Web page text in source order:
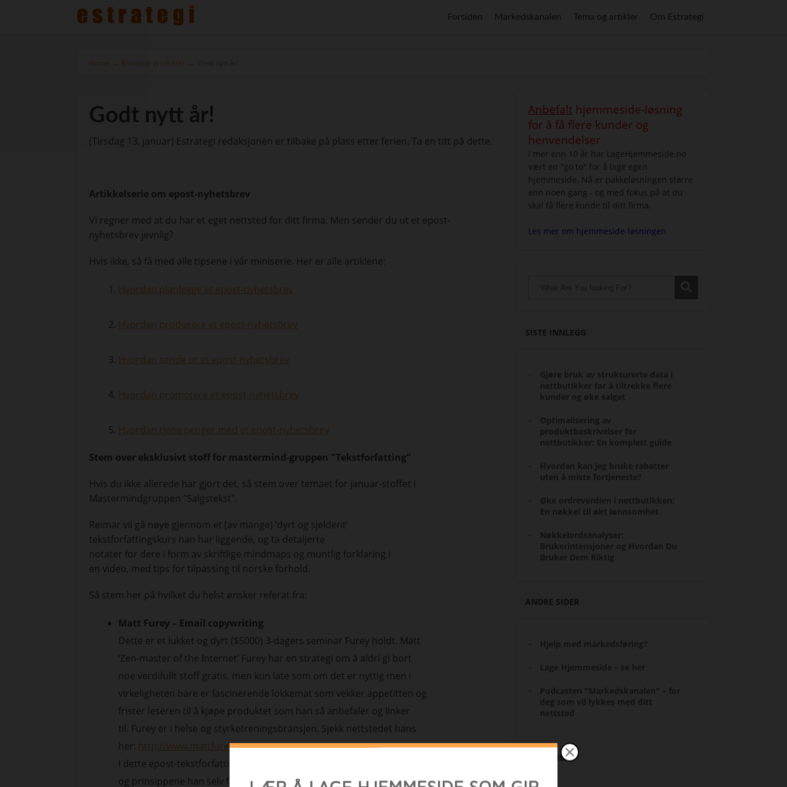
Forsiden Markedskanalen Tema og artikler Om Estrategi
Home → Estrategi produkter →
Godt nytt år!
(Tirsdag 13. januar) Estrategi redaksjonen er tilbake på plass etter ferien. Ta en titt på dette.
Artikkelserie om epost-nyhetsbrev
Vi regner med at du har et eget nettsted for ditt firma. Men sender du ut et epost-
nyhetsbrev jevnlig?
Hvis ikke, så få med alle tipsene i vår miniserie. Her er alle artiklene:
Hvordan planlegge et epost-nyhetsbrev
Hvordan produsere et epost-nyhetsbrev
Hvordan sende ut et epost-nyhetsbrev
Hvordan promotere et epost-nyhetsbrev
Hvordan tjene penger med et epost-nyhetsbrev
Stem over eksklusivt stoff for mastermind-gruppen "Tekstforfatting"
Hvis du ikke allerede har gjort det, så stem over temaet for januar-stoffet i
Mastermindgruppen "Salgstekst".
Reimar vil gå nøye gjennom et (av mange) ‘dyrt og sjeldent’
tekstforfattingskurs han har liggende, og ta detaljerte
notater for dere i form av skriftlige mindmaps og muntlig forklaring i
en video, med tips for tilpassing til norske forhold.
Så stem her på hvilket du helst ønsker referat fra:
Matt Furey – Email copywriting
Dette er et lukket og dyrt ($5000) 3-dagers seminar Furey holdt. Matt
‘Zen-master of the Internet’ Furey har en strategi om å aldri gi bort
noe verdifullt stoff gratis, men kun late som om det er nyttig men i
virkeligheten bare er fascinerende lokkemat som vekker appetitten og
frister leseren til å kjøpe produktet som han så anbefaler og linker
til. Furey er i helse og styrketreningsbransjen. Sjekk nettstedet hans
her: http://www.mattfurey.com/
I dette epost-tekstforfattings kurset hans underviser han om teknikkene
og prinsippene han selv følger når han sender ut sine epost. Veldig
Anbefalt hjemmeside-løsning
for å få flere kunder og
henvendelser
I mer enn 10 år har LageHjemmeside.no
vært en "go to" for å lage egen
hjemmeside. Nå er pakkeløsningen større
enn noen gang - og med fokus på at du
skal få flere kunde til ditt firma.
Les mer om hjemmeside-løsningen
SISTE INNLEGG
ANDRE SIDER
STIKKORD